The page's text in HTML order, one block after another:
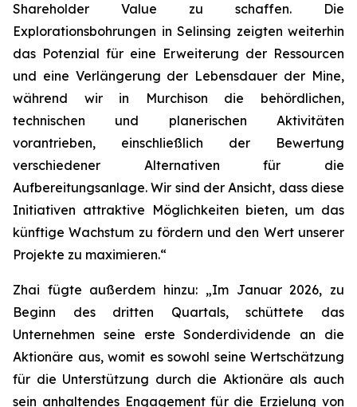
Shareholder Value zu schaffen. Die
Explorationsbohrungen in Selinsing zeigten weiterhin
das Potenzial für eine Erweiterung der Ressourcen
und eine Verlängerung der Lebensdauer der Mine,
während wir in Murchison die behördlichen,
technischen und planerischen Aktivitäten
vorantrieben, einschließlich der Bewertung
verschiedener Alternativen für die
Aufbereitungsanlage. Wir sind der Ansicht, dass diese
Initiativen attraktive Möglichkeiten bieten, um das
künftige Wachstum zu fördern und den Wert unserer
Projekte zu maximieren.“
Zhai fügte außerdem hinzu: „Im Januar 2026, zu
Beginn des dritten Quartals, schüttete das
Unternehmen seine erste Sonderdividende an die
Aktionäre aus, womit es sowohl seine Wertschätzung
für die Unterstützung durch die Aktionäre als auch
sein anhaltendes Engagement für die Erzielung von